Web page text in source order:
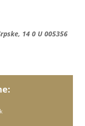
14 0 U 005356